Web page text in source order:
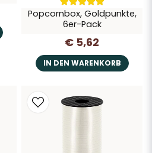
Popcornbox, Goldpunkte,
6er-Pack
€ 5,62
IN DEN WARENKORB